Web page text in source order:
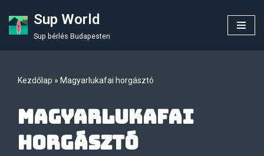
Skip
Sup World
Sup bérlés Budapesten
Kezdőlap » Magyarlukafai horgásztó
Magyarlukafai
horgásztó